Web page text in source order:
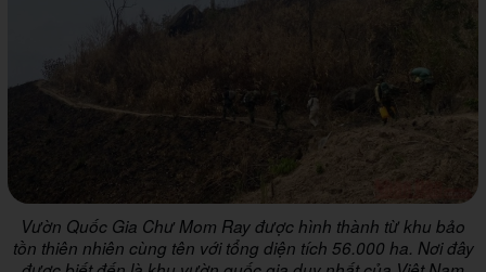
Vườn Quốc Gia Chư Mom Ray được hình thành từ khu bảo
tồn thiên nhiên cùng tên với tổng diện tích 56.000 ha. Nơi đây